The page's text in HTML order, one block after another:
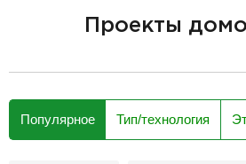
Проекты
Популярное Тип/технология